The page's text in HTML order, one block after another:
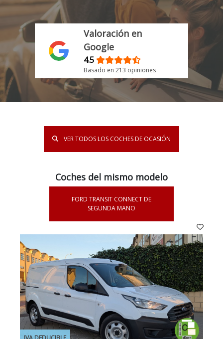
Valoración en
Google
4.5
Basado en 213 opiniones
VER TODOS LOS COCHES DE OCASIÓN
Coches del mismo modelo
FORD TRANSIT CONNECT DE
SEGUNDA MANO